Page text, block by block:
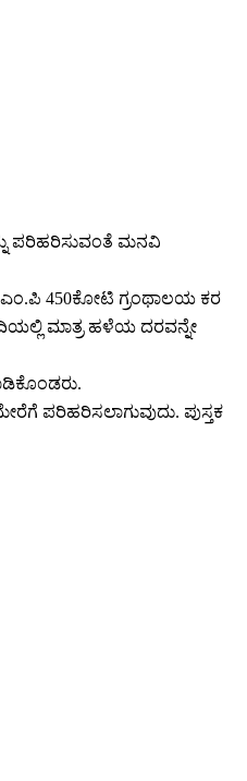
ಪರಿಹರಿಸುವಂತೆ ಮನವಿ
450ಕೋಟಿ ಗ್ರಂಥಾಲಯ ಕರ
ಮಾತ್ರ ಹಳೆಯ ದರವನ್ನೇ
ಪರಿಹರಿಸಲಾಗುವುದು. ಪುಸ್ತಕ